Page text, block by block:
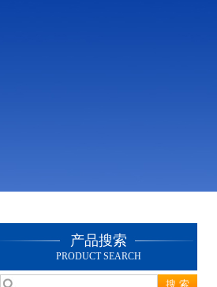
产品搜索
PRODUCT SEARCH